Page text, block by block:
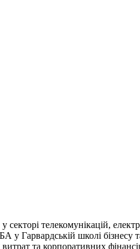
телекомунікацій,
Гарвардській школі бізнесу
та корпоративних